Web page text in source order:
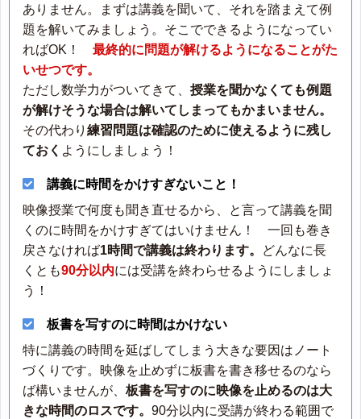
ありません。まずは講義を聞いて、それを踏まえて例
題を解いてみましょう。そこでできるようになってい
ればOK！ 最終的に問題が解けるようになることがた
いせつです。
ただし数学力がついてきて、 授業を聞かなくても例題
が解けそうな場合は解いてしまってもかまいません。
その代わり 練習問題は確認のために使えるように残し
ておく ようにしましょう！
講義に時間をかけすぎないこと！
映像授業で何度も聞き直せるから、と言って講義を聞
くのに時間をかけすぎてはいけません！ 一回も巻き
戻さなければ1時間で講義は終わります。
どんなに長
くとも90分以内には受講を終わらせるようにしましょ
う！
板書を写すのに時間はかけない
特に講義の時間を延ばしてしまう大きな要因はノート
づくりです。映像を止めずに板書を書き移せるのなら
ば構いませんが、 板書を写すのに映像を止めるのは大
きな時間のロスです。 90分以内に受講が終わる範囲で